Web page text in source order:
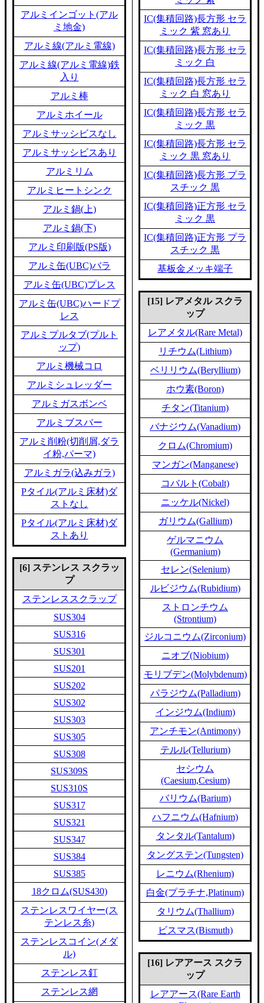
アルミインゴット(アル
ミ地金)
アルミ線(アルミ電線)
アルミ線(アルミ電線)鉄
入り
アルミ棒
アルミホイール
アルミサッシビスなし
アルミサッシビスあり
アルミリム
アルミヒートシンク
アルミ鍋(上)
アルミ鍋(下)
アルミ印刷版(PS版)
アルミ缶(UBC)バラ
アルミ缶(UBC)プレス
アルミ缶(UBC)ハードプ
レス
アルミプルタブ(プルト
ップ)
アルミ機械コロ
アルミシュレッダー
アルミガスボンベ
アルミブスバー
アルミ削粉(切削屑,ダラ
イ粉,パーマ)
アルミガラ(込みガラ)
Pタイル(アルミ床材)ダ
ストなし
Pタイル(アルミ床材)ダ
ストあり
[6] ステンレス スクラッ
プ
ステンレススクラップ
SUS304
SUS316
SUS301
SUS201
SUS202
SUS302
SUS303
SUS305
SUS308
SUS309S
SUS310S
SUS317
SUS321
SUS347
SUS384
SUS385
18クロム(SUS430)
ステンレスワイヤー(ス
テンレス糸)
ステンレスコイン(メダ
ル)
ステンレス釘
ステンレス網
IC(集積回路)長方形 セラ
ミック 紫 窓あり
IC(集積回路)長方形 セラ
ミック 白
IC(集積回路)長方形 セラ
ミック 白 窓あり
IC(集積回路)長方形 セラ
ミック 黒
IC(集積回路)長方形 セラ
ミック 黒 窓あり
IC(集積回路)長方形 プラ
スチック 黒
IC(集積回路)正方形 セラ
ミック 黒
IC(集積回路)正方形 プラ
スチック 黒
基板金メッキ端子
[15] レアメタル スクラ
ップ
レアメタル(Rare Metal)
リチウム(Lithium)
ベリリウム(Beryllium)
ホウ素(Boron)
チタン(Titanium)
バナジウム(Vanadium)
クロム(Chromium)
マンガン(Manganese)
コバルト(Cobalt)
ニッケル(Nickel)
ガリウム(Gallium)
ゲルマニウム
(Germanium)
セレン(Selenium)
ルビジウム(Rubidium)
ストロンチウム
(Strontium)
ジルコニウム(Zirconium)
ニオブ(Niobium)
モリブデン(Molybdenum)
パラジウム(Palladium)
インジウム(Indium)
アンチモン(Antimony)
テルル(Tellurium)
セシウム
(Caesium,Cesium)
バリウム(Barium)
ハフニウム(Hafnium)
タンタル(Tantalum)
タングステン(Tungsten)
レニウム(Rhenium)
白金(プラチナ,Platinum)
タリウム(Thallium)
ビスマス(Bismuth)
[16] レアアース スクラ
ップ
レアアース(Rare Earth